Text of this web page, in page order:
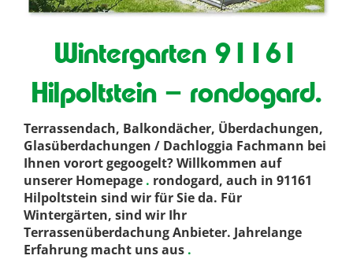
Wintergarten 91161
Hilpoltstein – rondogard.
Terrassendach, Balkondächer, Überdachungen,
Glasüberdachungen / Dachloggia Fachmann bei
Ihnen vorort gegoogelt? Willkommen auf
unserer Homepage . rondogard, auch in 91161
Hilpoltstein sind wir für Sie da. Für
Wintergärten, sind wir Ihr
Terrassenüberdachung Anbieter. Jahrelange
Erfahrung macht uns aus .